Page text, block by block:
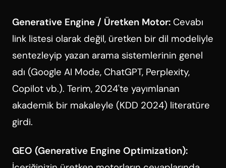
Generative Engine / Üretken Motor: Cevabı
link listesi olarak değil, üretken bir dil modeliyle
sentezleyip yazan arama sistemlerinin genel
adı (Google AI Mode, ChatGPT, Perplexity,
Copilot vb.). Terim, 2024'te yayımlanan
akademik bir makaleyle (KDD 2024) literatüre
girdi.
GEO (Generative Engine Optimization):